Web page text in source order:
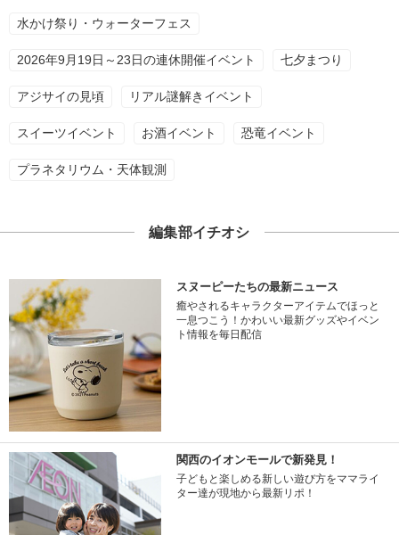
水かけ祭り・ウォーターフェス
2026年9月19日～23日の連休開催イベント 七夕まつり
アジサイの見頃 リアル謎解きイベント
スイーツイベント お酒イベント 恐竜イベント
プラネタリウム・天体観測
編集部イチオシ
スヌーピーたちの最新ニュース
癒やされるキャラクターアイテムでほっと
一息つこう！かわいい最新グッズやイベン
ト情報を毎日配信
関西のイオンモールで新発見！
子どもと楽しめる新しい遊び方をママライ
ター達が現地から最新リポ！